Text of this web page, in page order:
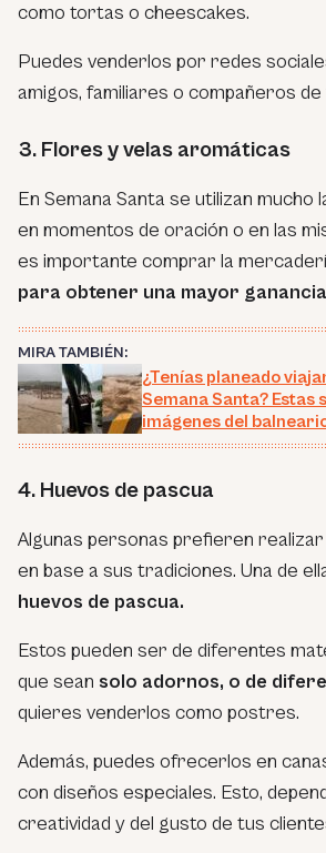
como tortas o cheescakes.
Puedes venderlos por redes
amigos, familiares o compañeros
3. Flores y velas aromáticas
En Semana Santa se utilizan mucho
en momentos de oración o en las
es importante comprar la
para obtener una mayor
MIRA TAMBIÉN:
¿Tenías planeado
Semana Santa? Estas
imágenes del
4. Huevos de pascua
Algunas personas prefieren
en base a sus tradiciones. Una de
huevos de pascua.
Estos pueden ser de diferentes
que sean solo adornos, o de
quieres venderlos como postres.
Además, puedes ofrecerlos en
con diseños especiales. Esto,
creatividad y del gusto de tus